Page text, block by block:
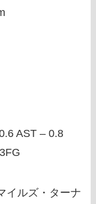
AST – 0.8
イルズ・ターナ